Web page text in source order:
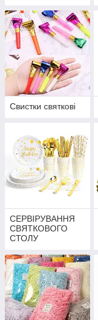
Свистки святкові
СЕРВІРУВАННЯ
СВЯТКОВОГО
СТОЛУ